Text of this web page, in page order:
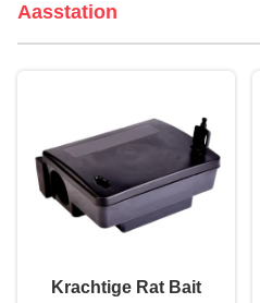
Aasstation
Krachtige Rat Bait